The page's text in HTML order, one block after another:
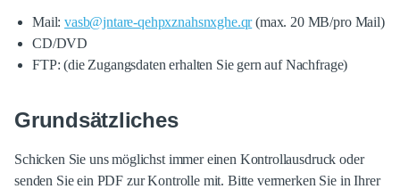
Mail:vasb@jntare-qehpxznahsnxghe.qr(max. 20 MB/pro Mail)
CD/DVD
FTP: (die Zugangsdaten erhalten Sie gern auf Nachfrage)
Grundsätzliches
Schicken Sie uns möglichst immer einen Kontrollausdruck oder
senden Sie ein PDF zur Kontrolle mit. Bitte vermerken Sie in Ihrer